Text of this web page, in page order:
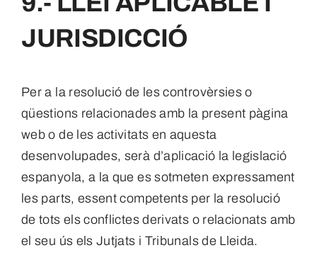
JURISDICCIÓ
Per a la resolució de les controvèrsies o
qüestions relacionades amb la present pàgina
web o de les activitats en aquesta
desenvolupades, serà d’aplicació la legislació
espanyola, a la que es sotmeten expressament
les parts, essent competents per la resolució
de tots els conflictes derivats o relacionats amb
el seu ús els Jutjats i Tribunals de Lleida.